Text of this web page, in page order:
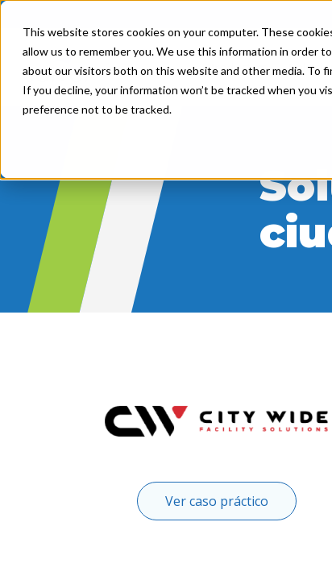
This website stores cookies on your computer. These
allow us to remember you. We use this information in order
about our visitors both on this website and other media. To
If you decline, your information won’t be tracked when you
preference not to be tracked.
Producto
Ver caso práctico